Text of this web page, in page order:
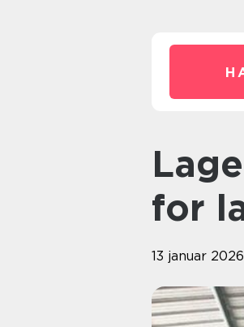
Lagerhall i stål: Fleksibel plass
for
13 januar 2026